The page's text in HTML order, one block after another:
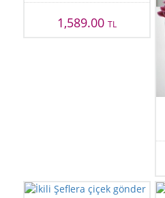
1,589.00TL